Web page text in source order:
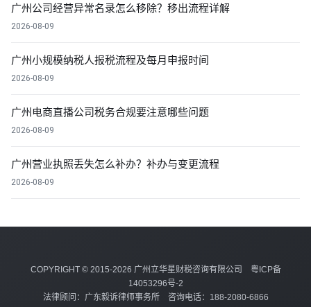
广州公司经营异常名录怎么移除？移出流程详解
2026-08-09
广州小规模纳税人报税流程及每月申报时间
2026-08-09
广州电商直播公司税务合规要注意哪些问题
2026-08-09
广州营业执照丢失怎么补办？补办与变更流程
2026-08-09
COPYRIGHT © 2015-2026 广州立华星财税咨询有限公司 粤ICP备
14053296号-2
法律顾问：广东毅诉律师事务所 咨询电话：188-2080-6866